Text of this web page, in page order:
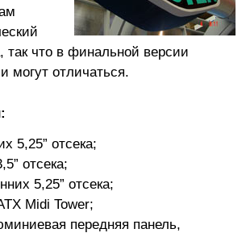
так что в финальной версии
могут отличаться.
5,25” отсека;
отсека;
5,25” отсека;
Midi Tower;
передняя панель,